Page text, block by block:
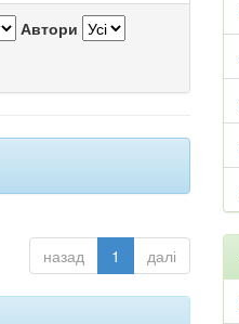
Автори
назад 1 далі